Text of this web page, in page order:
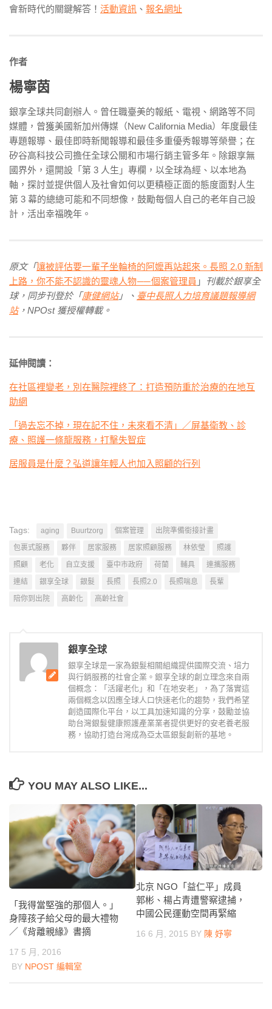
會新時代的關鍵解答！ 活動資訊 、 報名網址
作者
楊寧茵
銀享全球共同創辦人。曾任職臺美的報紙、電視、網路等不同
媒體，曾獲美國新加州傳媒（New California Media）年度最佳
專題報導、最佳即時新聞報導和最佳多重優秀報導等榮譽；在
矽谷高科技公司擔任全球公關和市場行銷主管多年。除銀享無
國界外，還開設「第 3 人生」專欄，以全球為經、以本地為
軸，探討並提供個人及社會如何以更積極正面的態度面對人生
第 3 幕的總總可能和不同想像，鼓勵每個人自己的老年自己設
計，活出幸福晚年。
原文「讓被評估要一輩子坐輪椅的阿嬤再站起來。長照 2.0 新制
上路，你不能不認識的靈魂人物 ── 個案管理員 」
刊載於銀享全
球，同步刊登於「康健網站」、 臺中長照人力培育議題報導網
站，NPOst 獲授權轉載。
延伸閱讀：
在社區裡變老，別在醫院裡終了：打造預防重於治療的在地互
助網
「過去忘不掉，現在記不住，未來看不清」／屏基衛教、診
療、照護一條龍服務，打擊失智症
居服員是什麼？弘道讓年輕人也加入照顧的行列
Tags: aging Buurtzorg 個案管理
出院準備銜接計畫
包裹式服務
夥伴 居家服務 居家照顧服務 林依瑩
照護
照顧
老化 自立支援 臺中市政府 荷蘭 輔具
連攜服務
連結
銀享全球 銀髮 長照 長照2.0 長照喘息
長輩
陪你到出院
高齡化 高齡社會
銀享全球
銀享全球是一家為銀髮相關組織提供國際交流、培力
與行銷服務的社會企業。銀享全球的創立理念來自兩
個概念：「活躍老化」和「在地安老」，為了落實這
兩個概念以因應全球人口快速老化的趨勢，我們希望
創造國際化平台，以工具加速知識的分享，鼓勵並協
助台灣銀髮健康照護產業業者提供更好的安老養老服
務，協助打造台灣成為亞太區銀髮創新的基地。
YOU MAY ALSO LIKE...
「我得當堅強的那個人。」
身障孩子給父母的最大禮物
／《背離親緣》書摘
17 5 月, 2016
BY NPOST 編輯室
北京 NGO「益仁平」成員
郭彬、楊占青遭警察逮捕，
中國公民運動空間再緊縮
16 6 月, 2015 BY 陳 妤寧